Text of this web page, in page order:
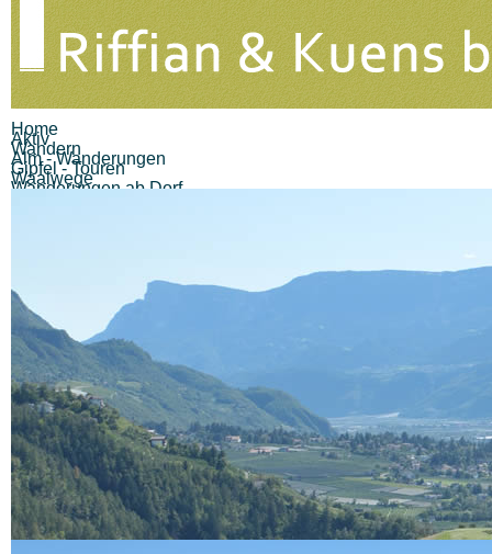
Home
Aktiv
Wandern
Alm - Wanderungen
Gipfel - Touren
Waalwege
Wanderungen ab Dorf
Restaurant Löwenwirt
Kiosk Finele
Pizzeria Eisdiele
Unterweger
Cafe Bar Imbisstube
Hubertus
Pizzeria Eisdiele Pircher
Alle (12) Ergebnisse
anzeigen...
Berggasthöfe
Gasthof Brunner
Gasthaus Pension Walde
Gasthaus Hochegger
Berggasthaus Unteröberst
Hofschank Bergrast
Alle (6) Ergebnisse
anzeigen...
Unterkünfte
Hotels
Alle (0) Ergebnisse
anzeigen...
Pensionen
Alle (0) Ergebnisse
anzeigen...
Sonstiges
Zimmervermieter
Ferienwohnungen
Urlaub auf dem Bauernhof